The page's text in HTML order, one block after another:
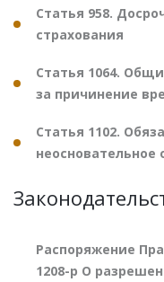
Статья 958.
страхования
Статья 1064.
за причинение
Статья 1102.
неосновательное
Распоряжение
1208-р О